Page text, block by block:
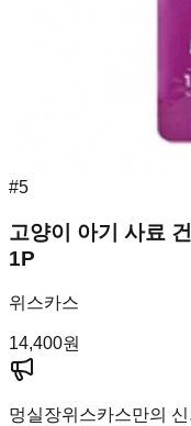
#5
고양이 아기 사료
1P
위스카스
14,400원
멍실장위스카스만의